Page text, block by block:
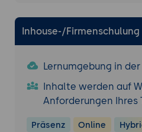
CORS für die SPA
Lokalisierung
Performance-
Internals mit
Inhouse-/Firmenschulung
Lernumgebung in
Inhalte werden auf
Anforderungen Ihres
Präsenz Online